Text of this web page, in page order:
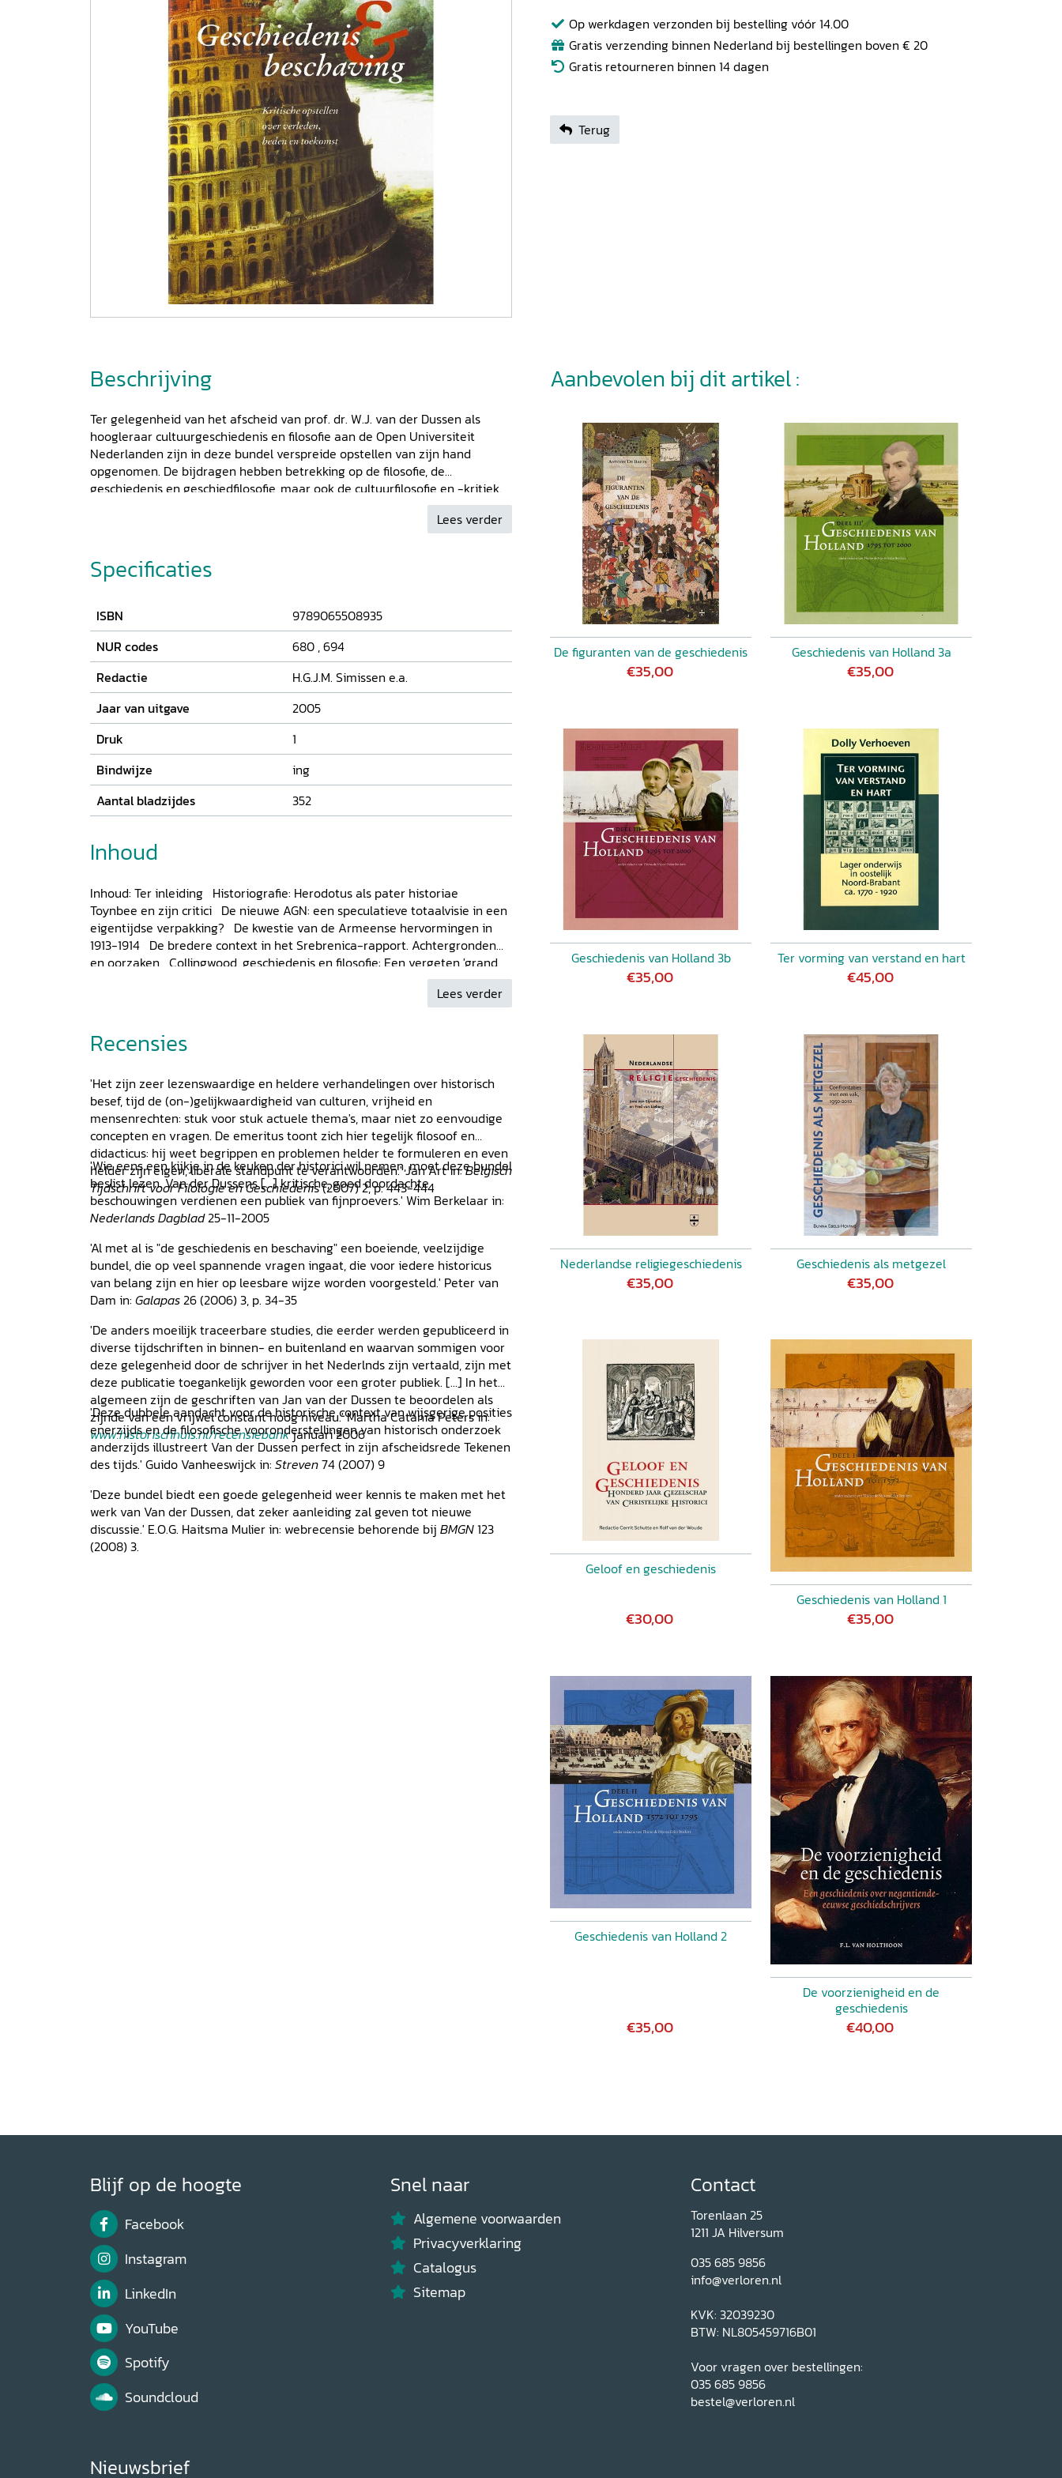
Op werkdagen verzonden bij bestelling vóór 14.00
Gratis verzending binnen Nederland bij bestellingen boven € 20
Gratis retourneren binnen 14 dagen
Terug
Beschrijving
Ter gelegenheid van het afscheid van prof. dr. W.J. van der Dussen als
hoogleraar cultuurgeschiedenis en filosofie aan de Open Universiteit
Nederlanden zijn in deze bundel verspreide opstellen van zijn hand
opgenomen. De bijdragen hebben betrekking op de filosofie, de
geschiedenis en geschiedfilosofie, maar ook de cultuurfilosofie en -kritiek.
De bundel bevat tevens enkele artikelen over de Engelse filosoof R.G.
Collingwood: Van der Dussen is internationaal bekend vanwege zijn
Collingwoods geschiedfilosofische werken verzorgd.
Lees verder
Specificaties
ISBN
9789065508935
NUR codes
680 ,694
Redactie
H.G.J.M. Simissen e.a.
Jaar van uitgave
2005
Druk
1
Bindwijze
ing
Aantal bladzijdes
352
Inhoud
Inhoud: Ter inleiding Historiografie: Herodotus als pater historiae
Toynbee en zijn critici De nieuwe AGN: een speculatieve totaalvisie in een
eigentijdse verpakking? De kwestie van de Armeense hervormingen in
1913-1914 De bredere context in het Srebrenica-rapport. Achtergronden
en oorzaken Collingwood, geschiedenis en filosofie: Een vergeten 'grand
theorist'? De actualiteit van R.G. Collingwood Collingwood over proces,
vooruitgang en beschaving De filosofische context van Collingwood's 're-
De historicus en zijn bewijsmateriaal Cultuurfilosofie: Historisch besef in
crisis De tijd in perspectief. Zoeken naar een oriëntatie in de
culturen en beschavingen De aard van de cultuurwetenschappen
Verantwoordelijkheid en vrijheid: Verantwoordelijkheid voor toekomstige
generaties Het recht om vrij te zijn. Een liberale bijdrage aan het
permanente mensenrechtendebat Bij de dood van Galina Starovoitova
De oorlog in Joegoslavië: daadkracht of praatkracht? Bibliografie van de
publicaties van W.J. van der Dussen Register
Lees verder
Recensies
'Het zijn zeer lezenswaardige en heldere verhandelingen over historisch
besef, tijd de (on-)gelijkwaardigheid van culturen, vrijheid en
mensenrechten: stuk voor stuk actuele thema's, maar niet zo eenvoudige
concepten en vragen. De emeritus toont zich hier tegelijk filosoof en
didacticus: hij weet begrippen en problemen helder te formuleren en even
helder zijn eigen, liberale standpunt te verantwoorden.' Jan Art in:Belgisch
Tijdschrift voor Filologie en Geschiedenis (2007) 2, p. 443-444
'Wie eens een kijkje in de keuken der historici wil nemen, moet deze bundel
beslist lezen. Van der Dussens [...] kritische, goed doordachte
beschouwingen verdienen een publiek van fijnproevers.' Wim Berkelaar in:
Nederlands Dagblad25-11-2005
'Al met al is "de geschiedenis en beschaving" een boeiende, veelzijdige
bundel, die op veel spannende vragen ingaat, die voor iedere historicus
van belang zijn en hier op leesbare wijze worden voorgesteld.' Peter van
Dam in: Galapas26 (2006) 3, p. 34-35
'De anders moeilijk traceerbare studies, die eerder werden gepubliceerd in
diverse tijdschriften in binnen- en buitenland en waarvan sommigen voor
deze gelegenheid door de schrijver in het Nederlnds zijn vertaald, zijn met
deze publicatie toegankelijk geworden voor een groter publiek. [...] In het
algemeen zijn de geschriften van Jan van der Dussen te beoordelen als
zijnde van een vrijwel constant hoog niveau.' Martha Catania Peters in:
www.historischhuis.nl/recensiebankjanuari 2006
'Deze dubbele aandacht voor de historische context van wijsgerige posities
enerzijds en de filosofische vooronderstellingen van historisch onderzoek
anderzijds illustreert Van der Dussen perfect in zijn afscheidsrede Tekenen
des tijds.' Guido Vanheeswijck in: Streven74 (2007) 9
'Deze bundel biedt een goede gelegenheid weer kennis te maken met het
werk van Van der Dussen, dat zeker aanleiding zal geven tot nieuwe
discussie.' E.O.G. Haitsma Mulier in: webrecensie behorende bij BMGN123
(2008) 3.
Aanbevolen bij dit artikel :
De figuranten van de geschiedenis
€35,00
Geschiedenis van Holland 3a
€35,00
Geschiedenis van Holland 3b
€35,00
Ter vorming van verstand en hart
€45,00
Nederlandse religiegeschiedenis
€35,00
Geschiedenis als metgezel
€35,00
Geloof en geschiedenis
€30,00
Geschiedenis van Holland 1
€35,00
Geschiedenis van Holland 2
€35,00
De voorzienigheid en de
geschiedenis
€40,00
Blijf op de hoogte
Facebook
Instagram
LinkedIn
YouTube
Spotify
Soundcloud
Nieuwsbrief
Snel naar
Algemene voorwaarden
Privacyverklaring
Catalogus
Sitemap
Contact
Torenlaan 25
1211 JA Hilversum
035 685 9856
info@verloren.nl
KVK: 32039230
BTW: NL805459716B01
Voor vragen over bestellingen:
035 685 9856
bestel@verloren.nl